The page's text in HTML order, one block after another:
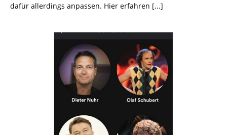
dafür allerdings anpassen. Hier erfahren [...]